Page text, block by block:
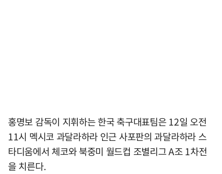
홍명보 감독이 지휘하는 한국 축구대표팀은 12일 오전
11시 멕시코 과달라하라 인근 사포판의 과달라하라 스
타디움에서 체코와 북중미 월드컵 조별리그 A조 1차전
을 치른다.